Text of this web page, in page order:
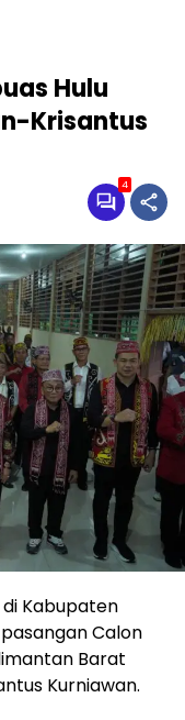
Hulu
Krisantus
4
di Kabupaten
Calon
Barat
Kurniawan.